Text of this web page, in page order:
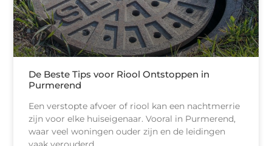
De Beste Tips voor Riool Ontstoppen in
Purmerend
Een verstopte afvoer of riool kan een nachtmerrie
zijn voor elke huiseigenaar. Vooral in Purmerend,
waar veel woningen ouder zijn en de leidingen